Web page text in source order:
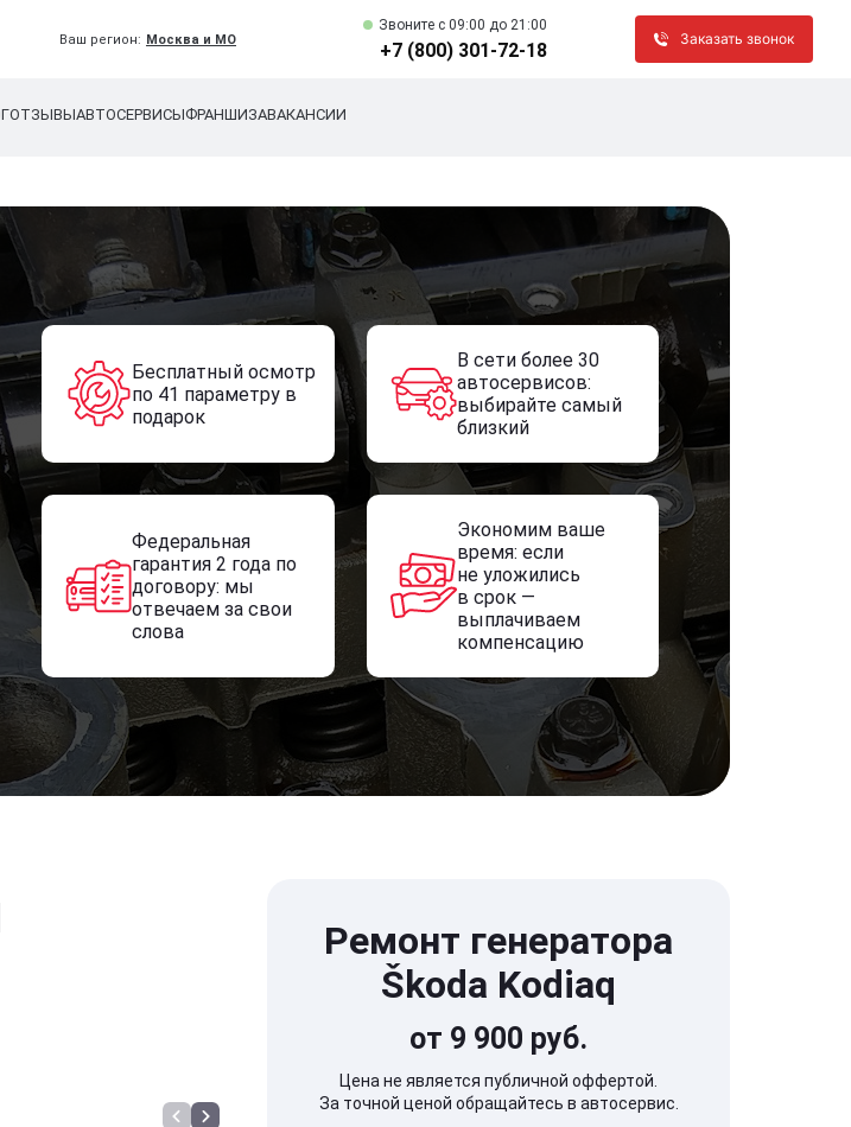
Ваш регион: Москва и МО
Звоните c 09:00 до 21:00
+7 (800) 301-72-18
Заказать звонок
ОТЗЫВЫАВТОСЕРВИСЫФРАНШИЗАВАКАНСИИ
Бесплатный осмотр
по 41 параметру в
подарок
В сети более 30
автосервисов:
выбирайте самый
близкий
Федеральная
гарантия 2 года по
договору: мы
отвечаем за свои
слова
Экономим ваше
время: если
не уложились
в срок —
выплачиваем
компенсацию
Ремонт генератора
Škoda Kodiaq
от 9 900 руб.
Цена не является публичной оффертой.
За точной ценой обращайтесь в автосервис.